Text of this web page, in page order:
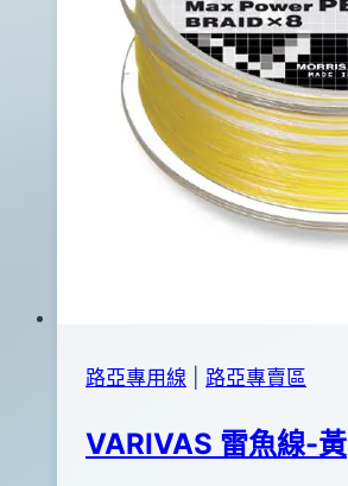
路亞專用線 路亞專賣區
VARIVAS 雷魚線-黃